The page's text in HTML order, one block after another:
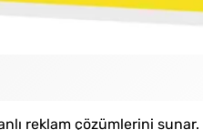
reklam çözümlerini